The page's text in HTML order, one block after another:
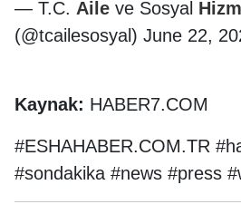
— T.C. Aile ve Sosyal
(@tcailesosyal) June 22,
Kaynak: HABER7.COM
#ESHAHABER.COM.TR
#sondakika #news #press